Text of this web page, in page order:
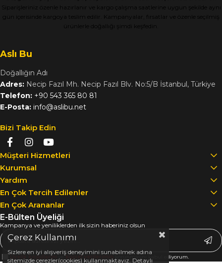
Siparişleriniz özenle hazırlanır ve kargo çalışma saatlerine uygun şekilde aynı
gün içerisinde kargoya teslim edilir. Kampanyalar, fırsatlar ve özenle seçilmiş
ürünlerle doğallığı şimdi keşfedin.
Aslı Bu
Doğallığın Adı
Adres: Necip Fazıl Mh. Necip Fazıl Blv. No:5/B İstanbul, Türkiye
Telefon: +90 543 365 80 81
E-Posta: info@aslibu.net
Bizi Takip Edin
Müşteri Hizmetleri
Kurumsal
Yardım
En Çok Tercih Edilenler
En Çok Arananlar
E-Bülten Üyeliği
Kampanya ve yeniliklerden ilk sizin haberiniz olsun
Üyelik koşullarını ve kişisel verilerimin korunmasını kabul ediyorum.
Çerez Kullanımı
Sizlere en iyi alışveriş deneyimini sunabilmek adına
sitemizde çerezler(cookies) kullanmaktayız. Detaylı